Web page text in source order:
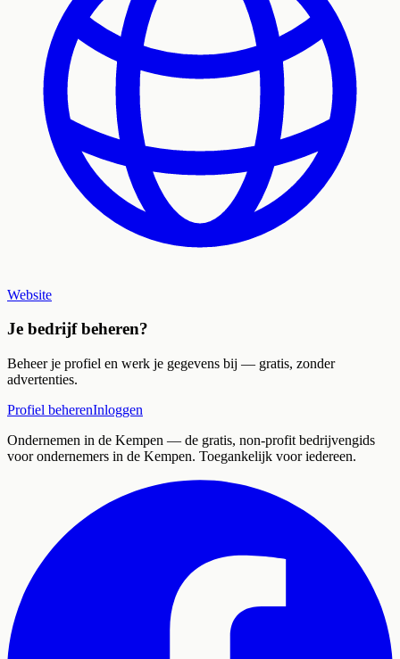
Website
Je bedrijf beheren?
Beheer je profiel en werk je gegevens bij — gratis, zonder
advertenties.
Profiel beherenInloggen
Ondernemen in de Kempen — de gratis, non-profit bedrijvengids
voor ondernemers in de Kempen. Toegankelijk voor iedereen.